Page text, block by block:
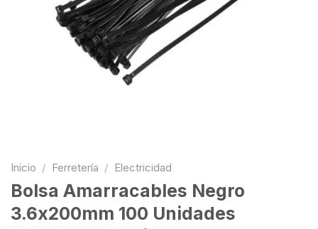
Inicio / Ferretería / Electricidad
Bolsa Amarracables Negro
3.6x200mm 100 Unidades